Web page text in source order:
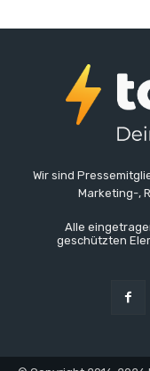
Wir sind
Marketing-,
Alle
geschützten